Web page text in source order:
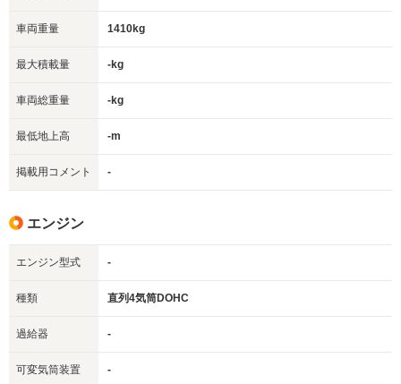
車両重量 1410kg
最大積載量 -kg
車両総重量 -kg
最低地上高 -m
掲載用コメント -
エンジン
エンジン型式 -
種類 直列4気筒DOHC
過給器 -
可変気筒装置 -